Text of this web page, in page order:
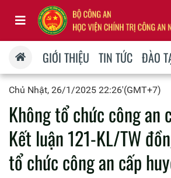
GIỚI THIỆU TIN TỨC ĐÀO
Chủ Nhật, 26/1/2025 22:26'(GMT+7)
Không tổ chức công an
Kết luận 121-KL/TW
tổ chức công an cấp